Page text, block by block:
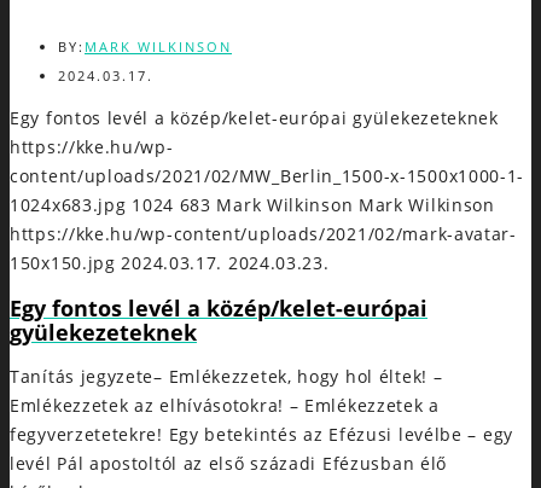
BY: MARK WILKINSON
2024.03.17.
Egy fontos levél a közép/kelet-európai gyülekezeteknek
https://kke.hu/wp-
content/uploads/2021/02/MW_Berlin_1500-x-1500x1000-1-
1024x683.jpg 1024 683 Mark Wilkinson Mark Wilkinson
https://kke.hu/wp-content/uploads/2021/02/mark-avatar-
150x150.jpg 2024.03.17. 2024.03.23.
Egy fontos levél a közép/kelet-európai
gyülekezeteknek
Tanítás jegyzete– Emlékezzetek, hogy hol éltek! –
Emlékezzetek az elhívásotokra! – Emlékezzetek a
fegyverzetetekre! Egy betekintés az Efézusi levélbe – egy
levél Pál apostoltól az első századi Efézusban élő